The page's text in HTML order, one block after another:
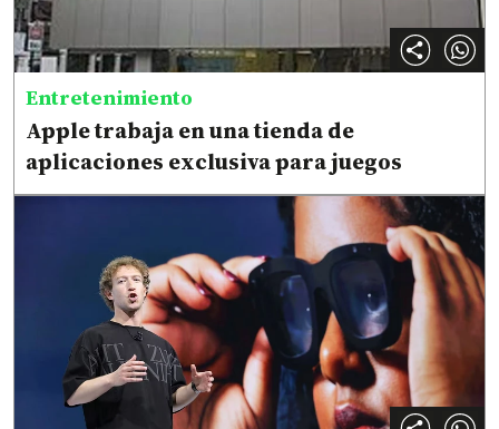
Entretenimiento
Apple trabaja en una tienda de
aplicaciones exclusiva para juegos